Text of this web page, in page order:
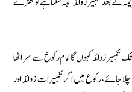
زوائد کہوں گا امام رکوع سے سر اٹھا
جائے، رکوع میں اگر تکبیرات زوائد اور